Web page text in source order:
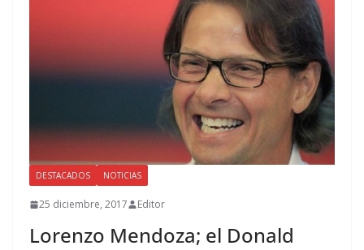
DESTACADOS NOTICIAS
25 diciembre, 2017 Editor
Lorenzo Mendoza; el Donald